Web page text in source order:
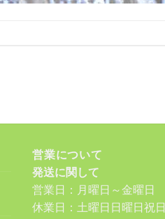
営業について
発送に関して
営業日：月曜日～金曜日
休業日：土曜日日曜日祝日